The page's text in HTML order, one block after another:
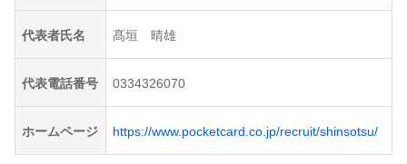
代表者氏名 髙垣 晴雄
代表電話番号 0334326070
ホームページ https://www.pocketcard.co.jp/recruit/shinsotsu/